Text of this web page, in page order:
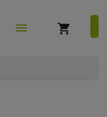
(0)
menu
shopping_cart